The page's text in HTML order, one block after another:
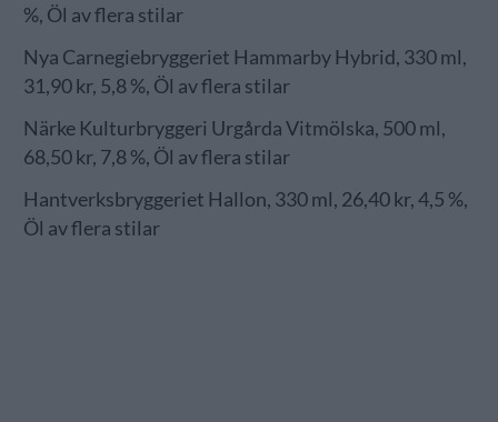
%, Öl av flera stilar
Nya Carnegiebryggeriet Hammarby Hybrid, 330 ml,
31,90 kr, 5,8 %, Öl av flera stilar
Närke Kulturbryggeri Urgårda Vitmölska, 500 ml,
68,50 kr, 7,8 %, Öl av flera stilar
Hantverksbryggeriet Hallon, 330 ml, 26,40 kr, 4,5 %,
Öl av flera stilar